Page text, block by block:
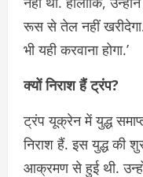
रूस से तेल नहीं
भी यही करवाना होगा.’
क्यों निराश हैं ट्रंप?
ट्रंप यूक्रेन में युद्ध
निराश हैं. इस युद्ध
आक्रमण से हुई थी.